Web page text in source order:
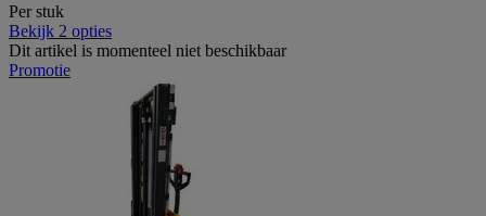
Per stuk
Bekijk 2 opties
Dit artikel is momenteel niet beschikbaar
Promotie